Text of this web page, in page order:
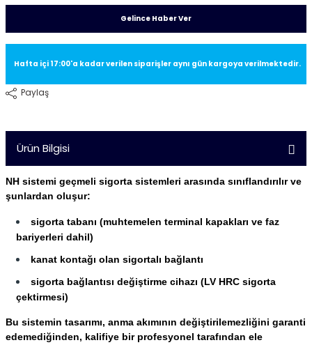
Gelince Haber Ver
Hafta içi 17:00'a kadar verilen siparişler aynı gün kargoya verilmektedir.
Paylaş
Ürün Bilgisi
NH sistemi geçmeli sigorta sistemleri arasında sınıflandırılır ve
şunlardan oluşur:
sigorta tabanı (muhtemelen terminal kapakları ve faz
bariyerleri dahil)
kanat kontağı olan sigortalı bağlantı
sigorta bağlantısı değiştirme cihazı (LV HRC sigorta
çektirmesi)
Bu sistemin tasarımı, anma akımının değiştirilemezliğini garanti
edemediğinden, kalifiye bir profesyonel tarafından ele